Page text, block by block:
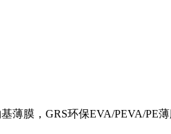
薄膜，GRS环保EVA/PEVA/PE